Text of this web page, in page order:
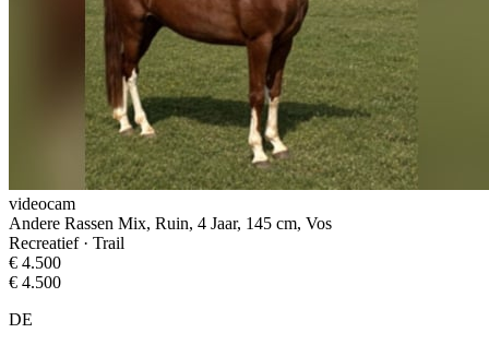
videocam
Andere Rassen Mix, Ruin, 4 Jaar, 145 cm, Vos
Recreatief · Trail
€ 4.500
€ 4.500
DE